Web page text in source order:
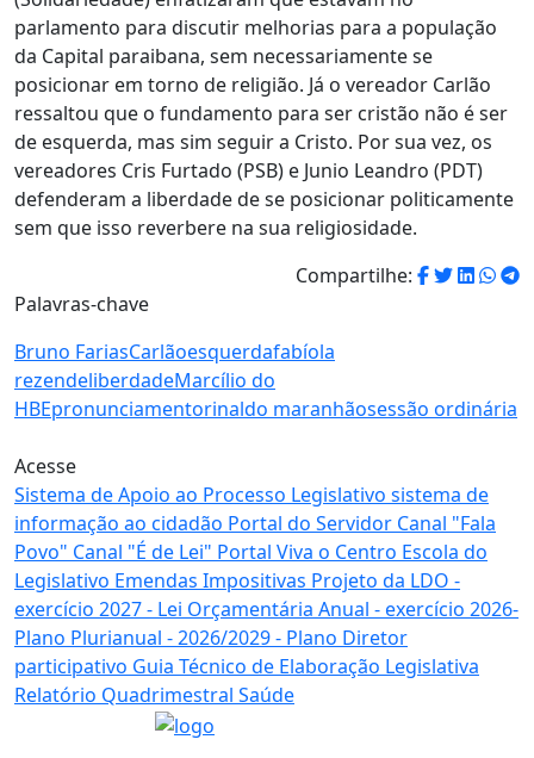
parlamento para discutir melhorias para a população
da Capital paraibana, sem necessariamente se
posicionar em torno de religião. Já o vereador Carlão
ressaltou que o fundamento para ser cristão não é ser
de esquerda, mas sim seguir a Cristo. Por sua vez, os
vereadores Cris Furtado (PSB) e Junio Leandro (PDT)
defenderam a liberdade de se posicionar politicamente
sem que isso reverbere na sua religiosidade.
Compartilhe:
Palavras-chave
Bruno FariasCarlãoesquerdafabíola
rezendeliberdadeMarcílio do
HBEpronunciamentorinaldo maranhãosessão ordinária
Acesse
Sistema de Apoio ao Processo Legislativo sistema de
informação ao cidadão Portal do Servidor Canal "Fala
Povo" Canal "É de Lei" Portal Viva o Centro Escola do
Legislativo Emendas Impositivas Projeto da LDO -
exercício 2027 - Lei Orçamentária Anual - exercício 2026-
Plano Plurianual - 2026/2029 - Plano Diretor
participativo Guia Técnico de Elaboração Legislativa
Relatório Quadrimestral Saúde